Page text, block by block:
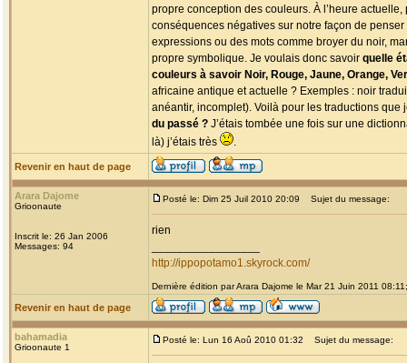
propre conception des couleurs. À l’heure
conséquences négatives sur notre façon de
expressions ou des mots comme broyer du noir,
propre symbolique. Je voulais donc savoir quelle
couleurs à savoir Noir, Rouge, Jaune, Orange,
africaine antique et actuelle ? Exemples : noir
anéantir, incomplet). Voilà pour les traductions que
du passé ? J’étais tombée une fois sur une
là) j’étais très
.
Revenir en haut de page
Arara Dajome
Grioonaute
Inscrit le: 26 Jan 2006
Messages: 94
Posté le: Dim 25 Juil 2010 20:09 Sujet du message:
rien
http://ippopotamo1.skyrock.com/
Dernière édition par Arara Dajome le Mar 21 Juin 2011
Revenir en haut de page
bahamadia
Grioonaute 1
Posté le: Lun 16 Aoû 2010 01:32 Sujet du message: